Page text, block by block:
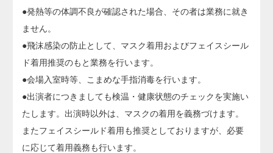
●発熱等の体調不良が確認された場合、その者は業務に就き
ません。
●飛沫感染の防止として、マスク着用およびフェイスシール
ド着用推奨のもと業務を行います。
●会場入室時等、こまめな手指消毒を行います。
●出演者につきましても検温・健康状態のチェックを実施い
たします。出演時以外は、マスクの着用を義務づけます。
またフェイスシールド着用も推奨としておりますが、必要
に応じて着用義務も行います。